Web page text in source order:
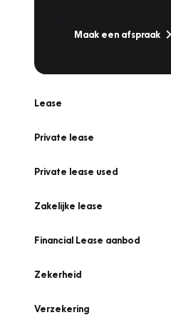
Maak een afspraak
Lease
Private lease
Private lease used
Zakelijke lease
Financial Lease aanbod
Zekerheid
Verzekering